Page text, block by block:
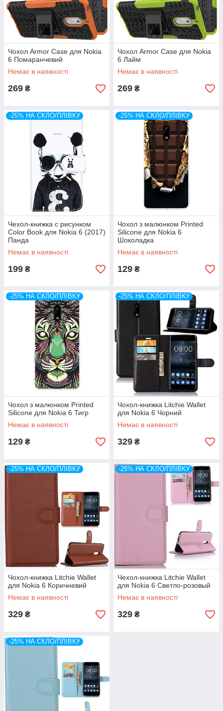
Чохол Armor Case для Nokia
6 Помаранчевий
Немає в наявності
269 ₴
Чохол Armor Case для Nokia
6 Лайм
Немає в наявності
269 ₴
-25% НА СКЛО/ПЛІВКУ
Чехол-книжка с рисунком
Color Book для Nokia 6 (2017)
Панда
Немає в наявності
199 ₴
-25% НА СКЛО/ПЛІВКУ
Чохол з малюнком Printed
Silicone для Nokia 6
Шоколадка
Немає в наявності
129 ₴
-25% НА СКЛО/ПЛІВКУ
Чохол з малюнком Printed
Silicone для Nokia 6 Тигр
Немає в наявності
129 ₴
-25% НА СКЛО/ПЛІВКУ
Чохол-книжка Litchie Wallet
для Nokia 6 Чорний
Немає в наявності
329 ₴
-25% НА СКЛО/ПЛІВКУ
Чохол-книжка Litchie Wallet
для Nokia 6 Коричневий
Немає в наявності
329 ₴
-25% НА СКЛО/ПЛІВКУ
Чехол-книжка Litchie Wallet
для Nokia 6 Светло-розовый
Немає в наявності
329 ₴
-25% НА СКЛО/ПЛІВКУ